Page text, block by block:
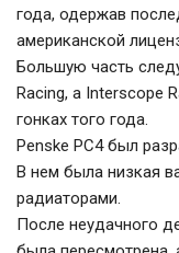
года, одержав
американской
Большую часть
Racing, а Interscope
гонках того года.
Penske PC4 был
В нем была низкая
радиаторами.
После неудачного